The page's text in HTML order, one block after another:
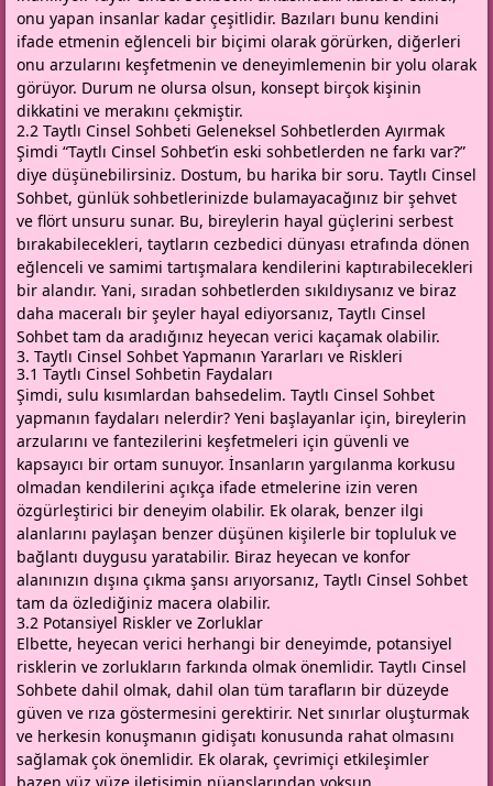
onu yapan insanlar kadar çeşitlidir. Bazıları bunu kendini
ifade etmenin eğlenceli bir biçimi olarak görürken, diğerleri
onu arzularını keşfetmenin ve deneyimlemenin bir yolu olarak
görüyor. Durum ne olursa olsun, konsept birçok kişinin
dikkatini ve merakını çekmiştir.
2.2 Taytlı Cinsel Sohbeti Geleneksel Sohbetlerden Ayırmak
Şimdi “Taytlı Cinsel Sohbet’in eski sohbetlerden ne farkı var?”
diye düşünebilirsiniz. Dostum, bu harika bir soru. Taytlı Cinsel
Sohbet, günlük sohbetlerinizde bulamayacağınız bir şehvet
ve flört unsuru sunar. Bu, bireylerin hayal güçlerini serbest
bırakabilecekleri, taytların cezbedici dünyası etrafında dönen
eğlenceli ve samimi tartışmalara kendilerini kaptırabilecekleri
bir alandır. Yani, sıradan sohbetlerden sıkıldıysanız ve biraz
daha maceralı bir şeyler hayal ediyorsanız, Taytlı Cinsel
Sohbet tam da aradığınız heyecan verici kaçamak olabilir.
3. Taytlı Cinsel Sohbet Yapmanın Yararları ve Riskleri
3.1 Taytlı Cinsel Sohbetin Faydaları
Şimdi, sulu kısımlardan bahsedelim. Taytlı Cinsel Sohbet
yapmanın faydaları nelerdir? Yeni başlayanlar için, bireylerin
arzularını ve fantezilerini keşfetmeleri için güvenli ve
kapsayıcı bir ortam sunuyor. İnsanların yargılanma korkusu
olmadan kendilerini açıkça ifade etmelerine izin veren
özgürleştirici bir deneyim olabilir. Ek olarak, benzer ilgi
alanlarını paylaşan benzer düşünen kişilerle bir topluluk ve
bağlantı duygusu yaratabilir. Biraz heyecan ve konfor
alanınızın dışına çıkma şansı arıyorsanız, Taytlı Cinsel Sohbet
tam da özlediğiniz macera olabilir.
3.2 Potansiyel Riskler ve Zorluklar
Elbette, heyecan verici herhangi bir deneyimde, potansiyel
risklerin ve zorlukların farkında olmak önemlidir. Taytlı Cinsel
Sohbete dahil olmak, dahil olan tüm tarafların bir düzeyde
güven ve rıza göstermesini gerektirir. Net sınırlar oluşturmak
ve herkesin konuşmanın gidişatı konusunda rahat olmasını
sağlamak çok önemlidir. Ek olarak, çevrimiçi etkileşimler